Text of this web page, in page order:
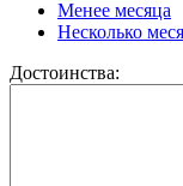
Менее месяца
Несколько
Достоинства: